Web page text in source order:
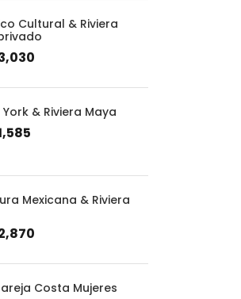
Cultural & Riviera
& Riviera Maya
Mexicana & Riviera
Costa Mujeres